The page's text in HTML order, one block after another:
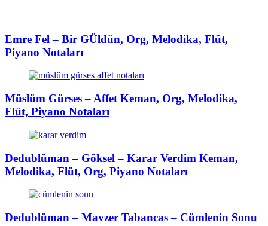
Emre Fel – Bir GÜldün, Org, Melodika, Flüt,
Piyano Notaları
Müslüm Gürses – Affet Keman, Org, Melodika,
Flüt, Piyano Notaları
Dedublüman – Göksel – Karar Verdim Keman,
Melodika, Flüt, Org, Piyano Notaları
Dedublüman – Mavzer Tabancas – Cümlenin Sonu